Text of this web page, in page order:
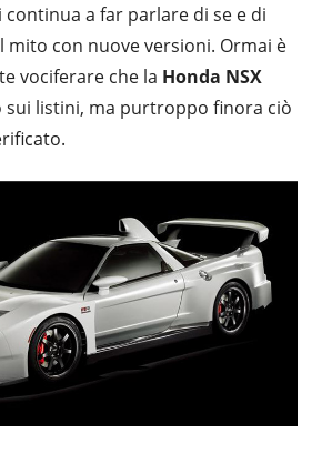
a far parlare di se e di
mito con nuove versioni. Ormai è
vociferare che la Honda NSX
listini, ma purtroppo finora ciò